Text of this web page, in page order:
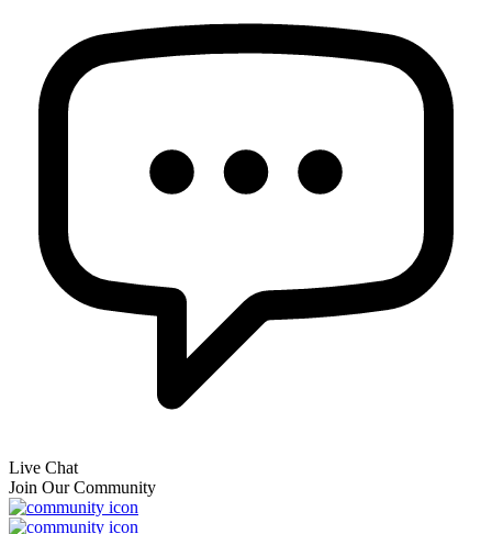
Live Chat
Join Our Community